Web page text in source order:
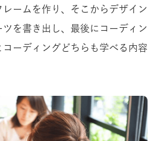
ームを作り、そこからデザイン
を書き出し、最後にコーディン
ーディングどちらも学べる内容